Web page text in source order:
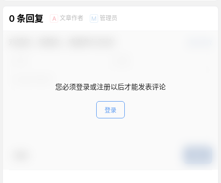
0 条回复 A 文章作者 M 管理员
您必须登录或注册以后才能发表评论
登录